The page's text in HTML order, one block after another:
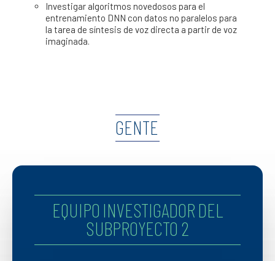
Investigar algoritmos novedosos para el
entrenamiento DNN con datos no paralelos para
la tarea de síntesis de voz directa a partir de voz
imaginada.
GENTE
EQUIPO INVESTIGADOR DEL
SUBPROYECTO 2